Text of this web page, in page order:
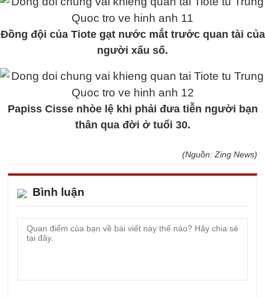
Đồng đội của Tiote gạt nước mắt trước quan tài của
người xấu số.
Papiss Cisse nhòe lệ khi phải đưa tiễn người bạn
thân qua đời ở tuổi 30.
(Nguồn: Zing News)
Bình luận